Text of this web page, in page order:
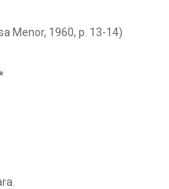
Menor, 1960, p. 13-14)